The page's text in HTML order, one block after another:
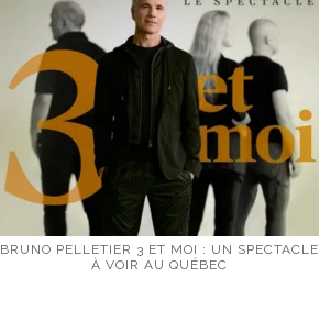
BRUNO PELLETIER 3 ET MOI : UN SPECTACLE
À VOIR AU QUÉBEC